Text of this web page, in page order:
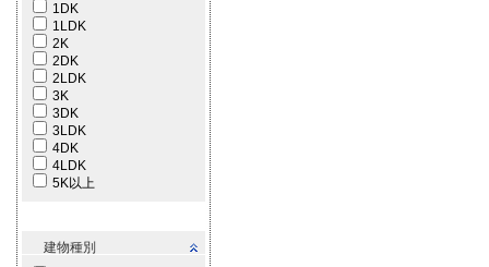
1DK
1LDK
2K
2DK
2LDK
3K
3DK
3LDK
4DK
4LDK
5K以上
建物種別